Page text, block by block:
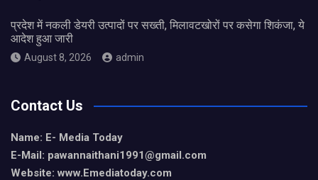
प्रदेश में नकली डेयरी उत्पादों पर सख्ती, मिलावटखोरों पर कसेगा शिकंजा, ये
आदेश हुआ जारी
August 8, 2026 admin
Contact Us
Name: E- Media Today
E-Mail: pawannaithani1991@gmail.com
Website: www.Emediatoday.com